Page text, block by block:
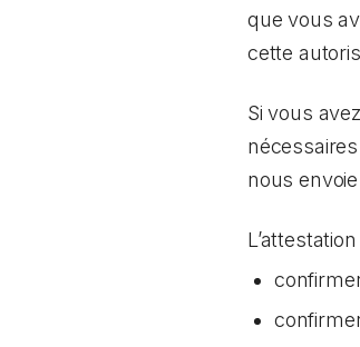
que vous
cette
Si vous
nous